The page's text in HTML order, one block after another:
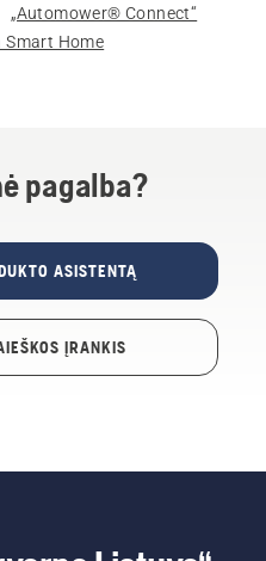
„Automower® Connect“
Smart Home
pagalba?
ASISTENTĄ
ĮRANKIS